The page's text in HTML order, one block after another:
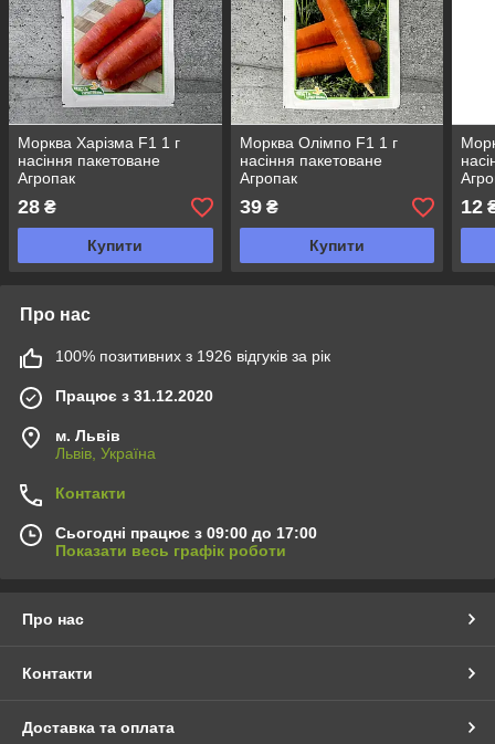
Морква Харізма F1 1 г
насіння пакетоване
Агропак
28 ₴
Купити
Морква Олімпо F1 1 г
насіння пакетоване
Агропак
39₴
Купити
12
Про нас
100% позитивних з 1926 відгуків за рік
Працює з 31.12.2020
м. Львів
Львів, Україна
Контакти
Сьогодні працює з 09:00 до 17:00
Показати весь графік роботи
Про нас
Контакти
Доставка та оплата